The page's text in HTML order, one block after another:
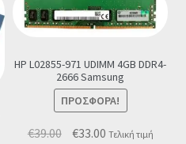
HP L02855-971 UDIMM 4GB DDR4-
2666 Samsung
ΠΡΟΣΦΟΡΆ!
€39.00 Original
€33.00ΗΤελική τιμή